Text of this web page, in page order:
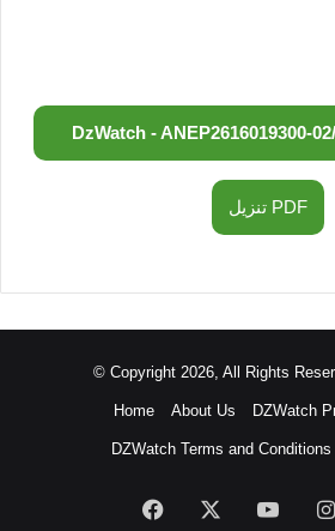
DzWatch - ANEP2616019300-
تنزيل PDF
© Copyright 2026, All Rights
Home About Us DZWatch
DZWatch Terms and Conditions
Facebook